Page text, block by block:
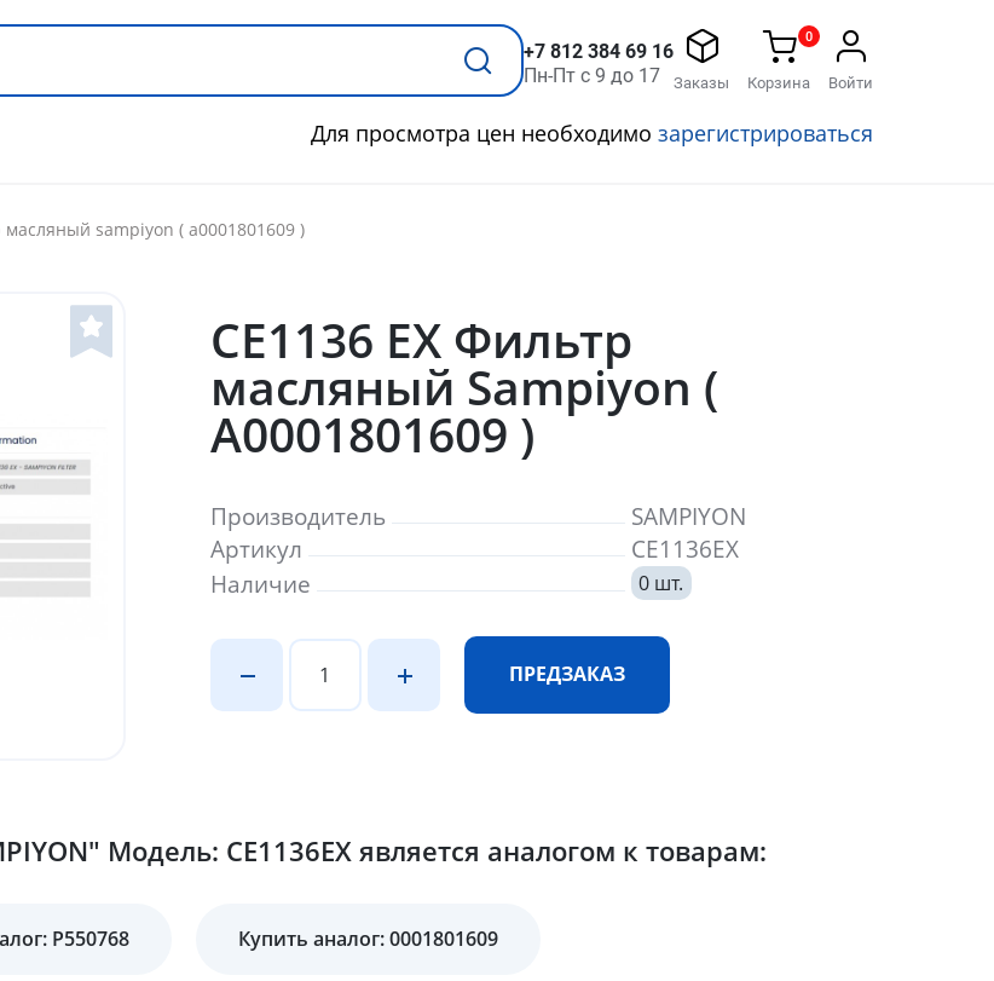
+7 812 384 69 16
Пн-Пт с 9 до 17
Заказы
0
Корзина Войти
Для просмотра цен необходимо зарегистрироваться
масляный sampiyon ( a0001801609 )
CE1136 EX Фильтр
масляный Sampiyon (
A0001801609 )
Производитель
SAMPIYON
Артикул
CE1136EX
Наличие
0 шт.
ПРЕДЗАКАЗ
Модель: CE1136EX является аналогом к товарам:
P550768 Купить аналог: 0001801609